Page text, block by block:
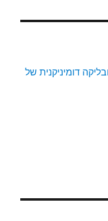
דומיניקנית של